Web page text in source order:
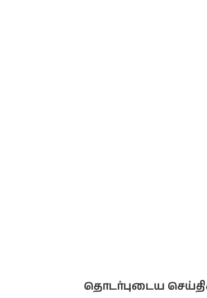
தொடர்புடைய